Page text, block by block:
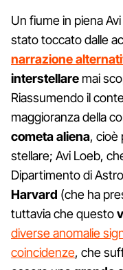
Un fiume in piena
stato toccato dalle
narrazione
interstellare mai
Riassumendo il
maggioranza della
cometa aliena, cioè
stellare; Avi Loeb,
Dipartimento di
Harvard (che ha
tuttavia che questo
diverse anomalie
coincidenze, che